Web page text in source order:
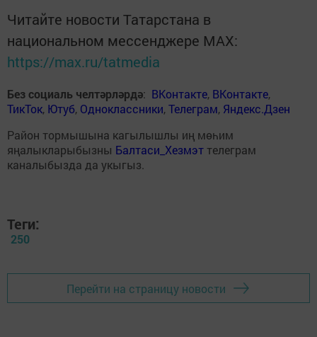
Читайте новости Татарстана в
национальном мессенджере MАХ:
https://max.ru/tatmedia
Без социаль челтәрләрдә: ВКонтакте, ВКонтакте,
ТикТок, Ютуб, Одноклассники,Телеграм, Яндекс.Дзен
Район тормышына кагылышлы иң мөһим
яңалыкларыбызны Балтаси_Хезмэт телеграм
каналыбызда да укыгыз.
Теги:
250
Перейти на страницу новости